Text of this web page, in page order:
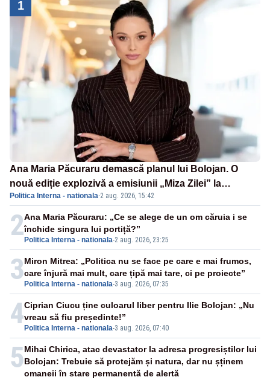
1
Ana Maria Păcuraru demască planul lui Bolojan. O
nouă ediție explozivă a emisiunii „Miza Zilei” la
Realitatea PLUS
Politica Interna - nationala·2 aug. 2026, 15:42
2 Politica Interna - nationala-2 aug. 2026, 23:25
Ana Maria Păcuraru: „Ce se alege de un om căruia i se
închide singura lui portiță?”
3 Politica Interna - nationala-3 aug. 2026, 07:35
Miron Mitrea: „Politica nu se face pe care e mai frumos,
care înjură mai mult, care țipă mai tare, ci pe proiecte”
4 Politica Interna - nationala-3 aug. 2026, 07:40
Ciprian Ciucu ține culoarul liber pentru Ilie Bolojan: „Nu
vreau să fiu președinte!”
5Mihai Chirica, atac devastator la adresa progresiștilor lui
Bolojan: Trebuie să protejăm și natura, dar nu șținem
omaneii în stare permanentă de alertă